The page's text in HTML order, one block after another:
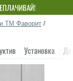
ТМ Фаворит /
Установка